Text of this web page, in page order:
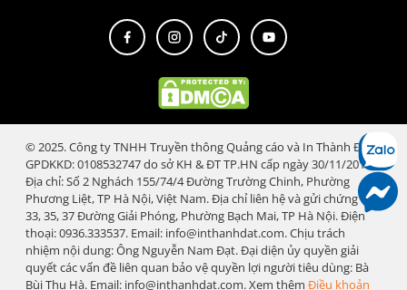
© 2025. Công ty TNHH Truyền thông Quảng cáo và In Thành Đạt.
GPDKKD: 0108532747 do sở KH & ĐT TP.HN cấp ngày 30/11/2018.
Địa chỉ: Số 2 Nghách 155/74/4 Đường Trường Chinh, Phường
Phương Liệt, TP Hà Nội, Việt Nam. Địa chỉ liên hệ và gửi chứng từ:
33, 35, 37 Đường Giải Phóng, Phường Bạch Mai, TP Hà Nội. Điện
thoại: 0936.333537. Email: info@inthanhdat.com. Chịu trách
nhiệm nội dung: Ông Nguyễn Nam Đạt. Đại diện ủy quyền giải
quyết các vấn đề liên quan bảo vệ quyền lợi người tiêu dùng: Bà
Bùi Thu Hà. Email: info@inthanhdat.com. Xem thêm Điều khoản